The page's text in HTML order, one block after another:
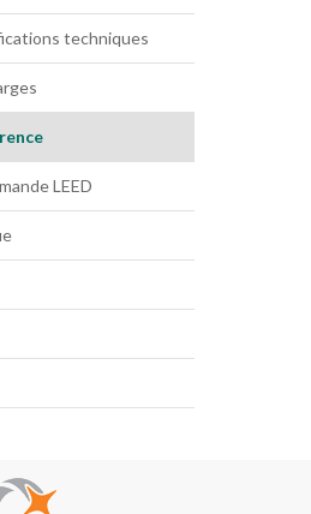
techniques
LEED